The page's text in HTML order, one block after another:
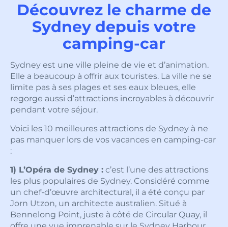
Découvrez le charme de
Sydney depuis votre
camping-car
Sydney est une ville pleine de vie et d’animation.
Elle a beaucoup à offrir aux touristes. La ville ne se
limite pas à ses plages et ses eaux bleues, elle
regorge aussi d’attractions incroyables à découvrir
pendant votre séjour.
Voici les 10 meilleures attractions de Sydney à ne
pas manquer lors de vos vacances en camping-car
:
1) L’Opéra de Sydney : c’est l’une des attractions
les plus populaires de Sydney. Considéré comme
un chef-d’œuvre architectural, il a été conçu par
Jorn Utzon, un architecte australien. Situé à
Bennelong Point, juste à côté de Circular Quay, il